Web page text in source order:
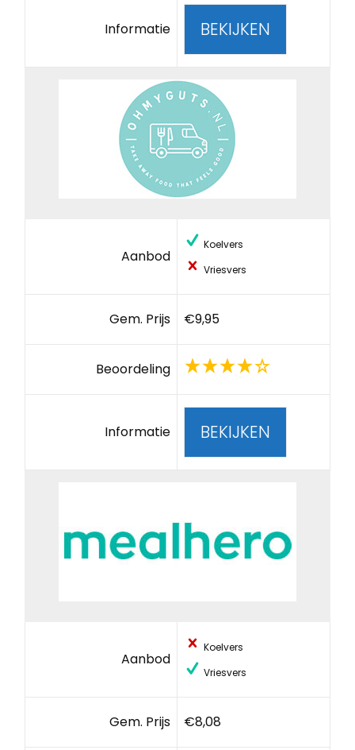
Informatie BEKIJKEN
Aanbod
Koelvers
Vriesvers
Gem. Prijs €9,95
Beoordeling
Informatie BEKIJKEN
Aanbod
Koelvers
Vriesvers
Gem. Prijs €8,08